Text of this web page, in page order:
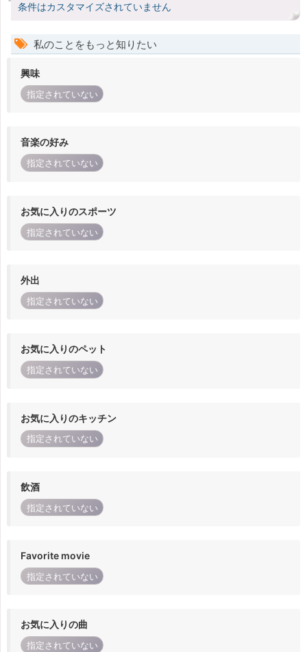
条件はカスタマイズされていません
私のことをもっと知りたい
興味
指定されていない
音楽の好み
指定されていない
お気に入りのスポーツ
指定されていない
外出
指定されていない
お気に入りのペット
指定されていない
お気に入りのキッチン
指定されていない
飲酒
指定されていない
Favorite movie
指定されていない
お気に入りの曲
指定されていない